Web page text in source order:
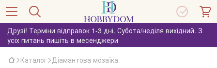
Друзі! Терміни відправок 1-3 дні. Субота/неділя вихідний. З
усіх питань пишіть в месенджери
Каталог Діамантова мозаїка